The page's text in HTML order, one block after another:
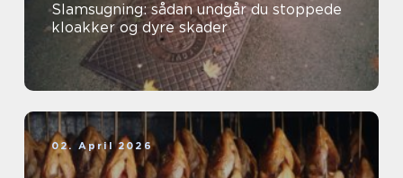
Slamsugning: sådan undgår du stoppede
kloakker og dyre skader
02. April 2026